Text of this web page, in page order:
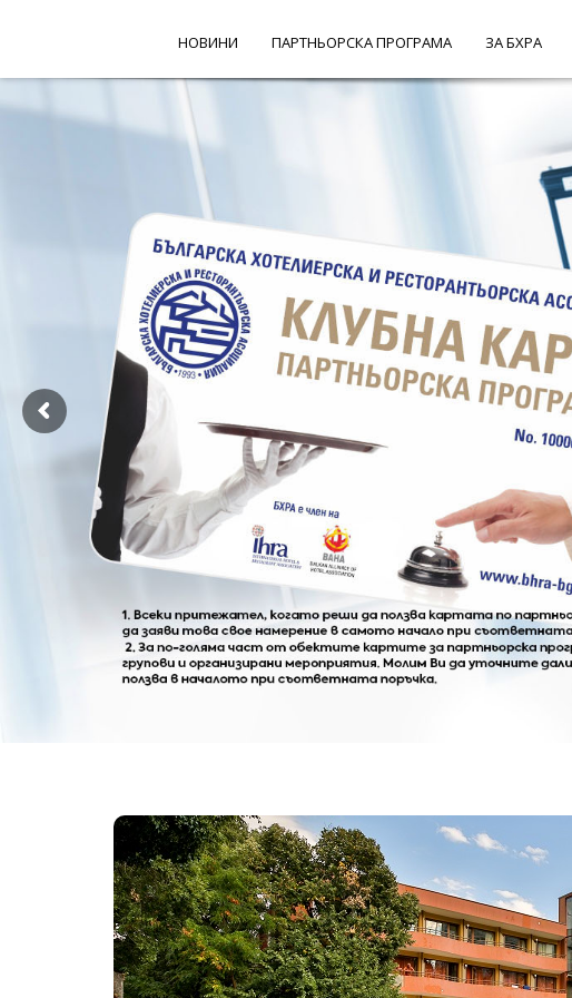
НОВИНИ ПАРТНЬОРСКА ПРОГРАМА ЗА БХРА